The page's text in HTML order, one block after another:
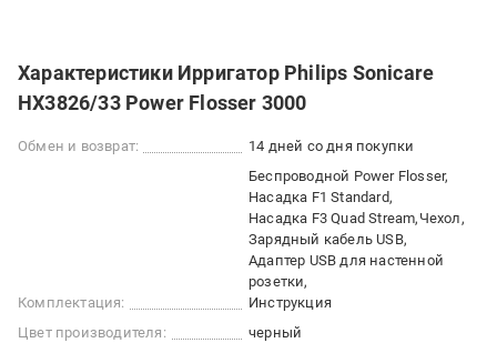
Характеристики Ирригатор Philips Sonicare
HX3826/33 Power Flosser 3000
Обмен и возврат: 14 дней со дня покупки
Комплектация:
Беспроводной Power Flosser
Насадка F1 Standard
Насадка F3 Quad Stream Чехол
Зарядный кабель USB
Адаптер USB для настенной
розетки
Инструкция
Цвет производителя:
черный